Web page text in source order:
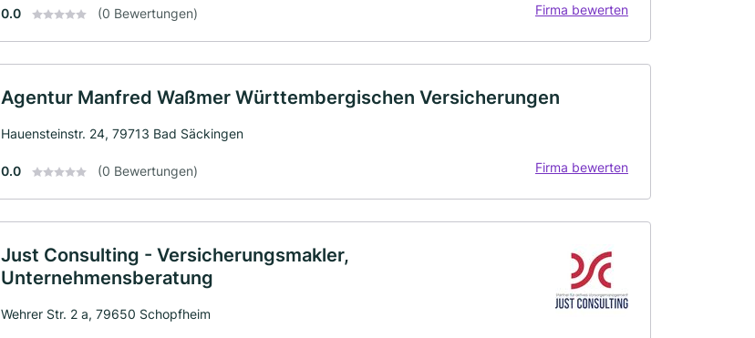
0.0 (0 Bewertungen) Firma bewerten
Agentur Manfred Waßmer Württembergischen Versicherungen
Hauensteinstr. 24, 79713 Bad Säckingen
0.0 (0 Bewertungen) Firma bewerten
Just Consulting - Versicherungsmakler,
Unternehmensberatung
Wehrer Str. 2 a, 79650 Schopfheim